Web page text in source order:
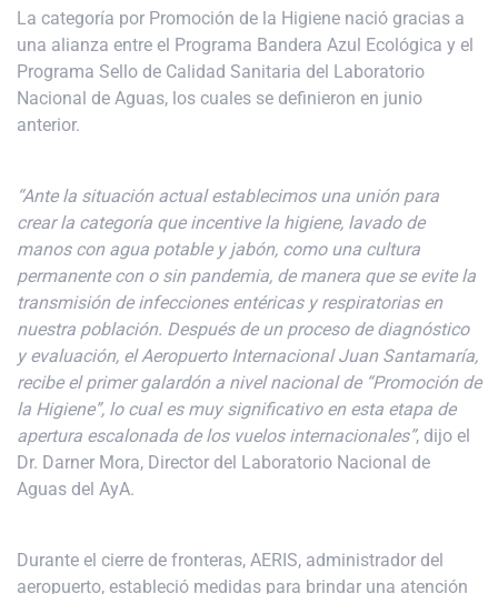
La categoría por Promoción de la Higiene nació gracias a
una alianza entre el Programa Bandera Azul Ecológica y el
Programa Sello de Calidad Sanitaria del Laboratorio
Nacional de Aguas, los cuales se definieron en junio
anterior.
“Ante la situación actual establecimos una unión para
crear la categoría que incentive la higiene, lavado de
manos con agua potable y jabón, como una cultura
permanente con o sin pandemia, de manera que se evite la
transmisión de infecciones entéricas y respiratorias en
nuestra población. Después de un proceso de diagnóstico
y evaluación, el Aeropuerto Internacional Juan Santamaría,
recibe el primer galardón a nivel nacional de “Promoción de
la Higiene”, lo cual es muy significativo en esta etapa de
apertura escalonada de los vuelos internacionales”, dijo el
Dr. Darner Mora, Director del Laboratorio Nacional de
Aguas del AyA.
Durante el cierre de fronteras, AERIS, administrador del
aeropuerto, estableció medidas para brindar una atención